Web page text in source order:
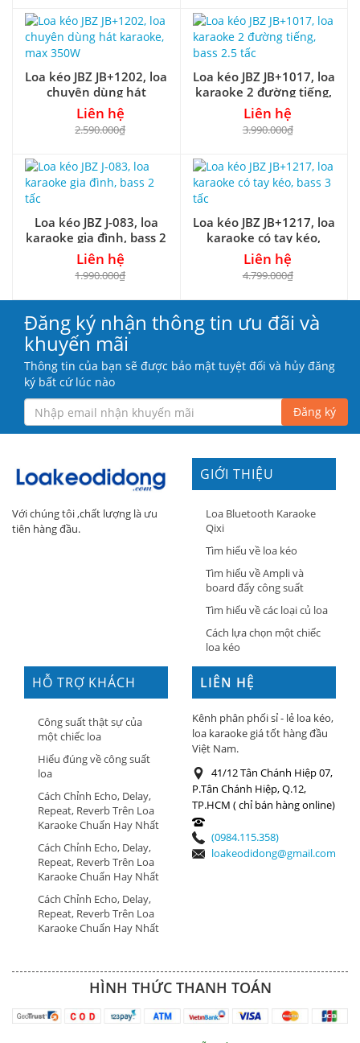
Loa kéo JBZ JB+1202, loa
chuyên dùng hát
karaoke, max 350W
Liên hệ
2.590.000₫
Loa kéo JBZ JB+1017, loa
karaoke 2 đường tiếng,
bass 2.5 tấc
Liên hệ
3.990.000₫
Loa kéo JBZ J-083, loa
karaoke gia đình, bass 2
tấc
Liên hệ
1.990.000₫
Loa kéo JBZ JB+1217, loa
karaoke có tay kéo,
bass 3 tấc
Liên hệ
4.799.000₫
Đăng ký nhận thông tin ưu đãi và
khuyến mãi
Thông tin của bạn sẽ được bảo mật tuyệt đối và hủy đăng
ký bất cứ lúc nào
Đăng ký
Với chúng tôi ,chất lượng là ưu
tiên hàng đầu.
GIỚI THIỆU
Loa Bluetooth Karaoke
Qixi
Tìm hiểu về loa kéo
Tìm hiểu về Ampli và
board đẩy công suất
Tìm hiểu về các loại củ loa
Cách lựa chọn một chiếc
loa kéo
HỖ TRỢ KHÁCH
HÀNG
Công suất thật sự của
một chiếc loa
Hiểu đúng về công suất
loa
Cách Chỉnh Echo, Delay,
Repeat, Reverb Trên Loa
Karaoke Chuẩn Hay Nhất
Cách Chỉnh Echo, Delay,
Repeat, Reverb Trên Loa
Karaoke Chuẩn Hay Nhất
Cách Chỉnh Echo, Delay,
Repeat, Reverb Trên Loa
Karaoke Chuẩn Hay Nhất
LIÊN HỆ
Kênh phân phối sỉ - lẻ loa kéo,
loa karaoke giá tốt hàng đầu
Việt Nam.
41/12 Tân Chánh Hiệp 07,
P.Tân Chánh Hiệp, Q.12,
TP.HCM ( chỉ bán hàng online)
(0984.115.358)
loakeodidong@gmail.com
HÌNH THỨC THANH TOÁN